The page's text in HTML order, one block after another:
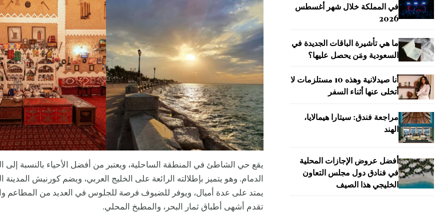
في المملكة خلال شهر أغسطس
2026
ما هي تأشيرة الباقات الجديدة في
السعودية ومَن يحصل عليها؟
أنا صيدلانية وهذه 10 مستلزمات لا
أتخلى عنها أثناء السفر
مراجعة فندق: سيتارا هيمالايا،
الهند
أفضل عروض الإجازات المحلية
في فنادق دول مجلس التعاون
الخليجي هذا الصيف
يقع حي الشاطئ في المنطقة الساحلية، ويعتبر من أفضل الأحياء بالنسبة إلى
الدمام. وهو يتميز بإطلالته الرائعة على الخليج العربي، ويضم كورنيش المدينة
يمتد على عدة أميال، ويوفر للضيوف فرصة للجلوس في العديد من المطاعم
تقدم أشهى أطباق ثمار البحر، والمطبخ المحلي.